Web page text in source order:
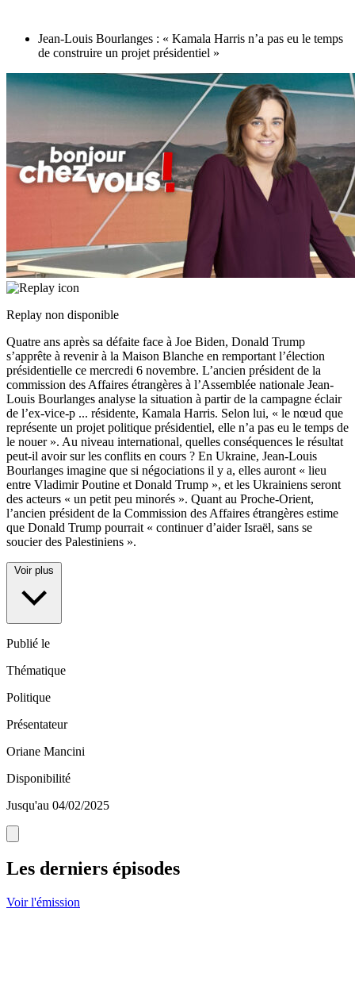
Jean-Louis Bourlanges : « Kamala Harris n’a pas eu le temps
de construire un projet présidentiel »
Replay non disponible
Quatre ans après sa défaite face à Joe Biden, Donald Trump
s’apprête à revenir à la Maison Blanche en remportant l’élection
présidentielle ce mercredi 6 novembre. L’ancien président de la
commission des Affaires étrangères à l’Assemblée nationale Jean-
Louis Bourlanges analyse la situation à partir de la campagne éclair
de l’ex-vice-p ... résidente, Kamala Harris. Selon lui, « le nœud que
représente un projet politique présidentiel, elle n’a pas eu le temps de
le nouer ». Au niveau international, quelles conséquences le résultat
peut-il avoir sur les conflits en cours ? En Ukraine, Jean-Louis
Bourlanges imagine que si négociations il y a, elles auront « lieu
entre Vladimir Poutine et Donald Trump », et les Ukrainiens seront
des acteurs « un petit peu minorés ». Quant au Proche-Orient,
l’ancien président de la Commission des Affaires étrangères estime
que Donald Trump pourrait « continuer d’aider Israël, sans se
soucier des Palestiniens ».
Voir plus
Publié le
Thématique
Politique
Présentateur
Oriane Mancini
Disponibilité
Jusqu'au 04/02/2025
Les derniers épisodes
Voir l'émission